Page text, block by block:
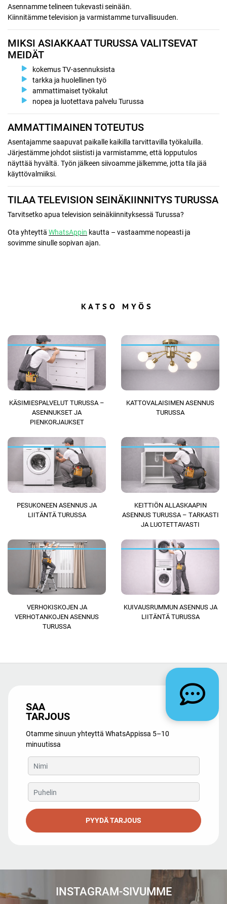
Asennamme telineen tukevasti seinään.
Kiinnitämme television ja varmistamme turvallisuuden.
MIKSI ASIAKKAAT TURUSSA VALITSEVAT
MEIDÄT
kokemus TV-asennuksista
tarkka ja huolellinen työ
ammattimaiset työkalut
nopea ja luotettava palvelu Turussa
AMMATTIMAINEN TOTEUTUS
Asentajamme saapuvat paikalle kaikilla tarvittavilla työkaluilla.
Järjestämme johdot siististi ja varmistamme, että lopputulos
näyttää hyvältä. Työn jälkeen siivoamme jälkemme, jotta tila jää
käyttövalmiiksi.
TILAA TELEVISION SEINÄKIINNITYS TURUSSA
Tarvitsetko apua television seinäkiinnityksessä Turussa?
Ota yhteyttä WhatsAppin kautta – vastaamme nopeasti ja
sovimme sinulle sopivan ajan.
KATSO MYÖS
KÄSIMIESPALVELUT TURUSSA –
ASENNUKSET JA
PIENKORJAUKSET
KATTOVALAISIMEN ASENNUS
TURUSSA
PESUKONEEN ASENNUS JA
LIITÄNTÄ TURUSSA
KEITTIÖN ALLASKAAPIN
ASENNUS TURUSSA – TARKASTI
JA LUOTETTAVASTI
VERHOKISKOJEN JA
VERHOTANKOJEN ASENNUS
TURUSSA
KUIVAUSRUMMUN ASENNUS JA
LIITÄNTÄ TURUSSA
SAA
TARJOUS
Otamme sinuun yhteyttä WhatsAppissa 5–10
minuutissa
PYYDÄ TARJOUS
INSTAGRAM-SIVUMME